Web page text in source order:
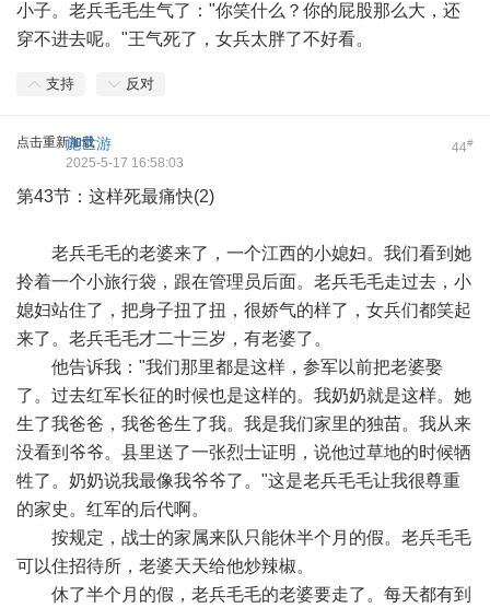
小子。老兵毛毛生气了："你笑什么？你的屁股那么大，还
穿不进去呢。"王气死了，女兵太胖了不好看。
支持 反对
点击重新加载 44#
施世游
2025-5-17 16:58:03
第43节：这样死最痛快(2)
老兵毛毛的老婆来了，一个江西的小媳妇。我们看到她
拎着一个小旅行袋，跟在管理员后面。老兵毛毛走过去，小
媳妇站住了，把身子扭了扭，很娇气的样了，女兵们都笑起
来了。老兵毛毛才二十三岁，有老婆了。
他告诉我："我们那里都是这样，参军以前把老婆娶
了。过去红军长征的时候也是这样的。我奶奶就是这样。她
生了我爸爸，我爸爸生了我。我是我们家里的独苗。我从来
没看到爷爷。县里送了一张烈士证明，说他过草地的时候牺
牲了。奶奶说我最像我爷爷了。"这是老兵毛毛让我很尊重
的家史。红军的后代啊。
按规定，战士的家属来队只能休半个月的假。老兵毛毛
可以住招待所，老婆天天给他炒辣椒。
休了半个月的假，老兵毛毛的老婆要走了。每天都有到